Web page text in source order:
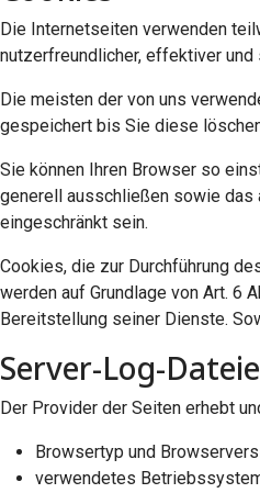
Die Internetseiten verwenden
nutzerfreundlicher, effektiver und
Die meisten der von uns
gespeichert bis Sie diese
Sie können Ihren Browser so
generell ausschließen sowie das
eingeschränkt sein.
Cookies, die zur Durchführung
werden auf Grundlage von Art. 6
Bereitstellung seiner Dienste.
Server-Log-
Der Provider der Seiten erhebt
Browsertyp und
verwendetes